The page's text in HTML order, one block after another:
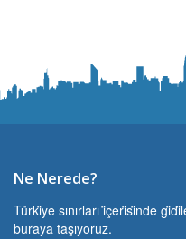
Ne Nerede?
Türki̇ye sınırları i̇çeri̇si̇nde
buraya taşıyoruz.